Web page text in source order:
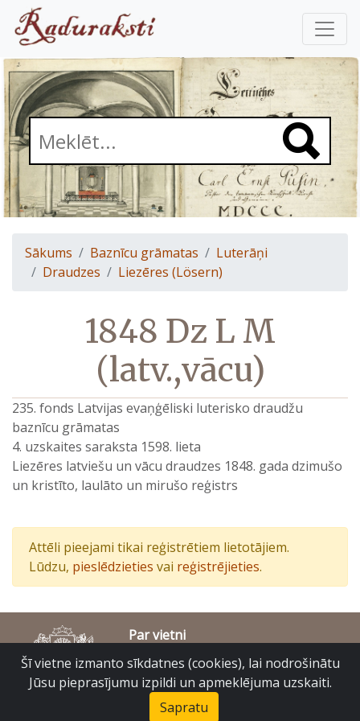
Sākums Baznīcu grāmatas
Luterāņi
Draudzes
Liezēres (Lösern)
1848 Dz L M
(latv.,vācu)
235. fonds Latvijas evaņģēliski luterisko draudžu
baznīcu grāmatas
4. uzskaites saraksta 1598. lieta
Liezēres latviešu un vācu draudzes 1848. gada dzimušo
un kristīto, laulāto un mirušo reģistrs
Attēli pieejami tikai reģistrētiem lietotājiem.
Lūdzu, pieslēdzieties vai reģistrējieties.
Par vietni
Piekļūstamības paziņojums
© Latvijas Valsts vēstures arhīvs 2007-2026
Slokas iela 16, Rīga, LV – 1048
Šī vietne izmanto sīkdatnes (cookies), lai nodrošinātu
Jūsu pieprasījumu izpildi un apmeklējuma uzskaiti.
Sapratu